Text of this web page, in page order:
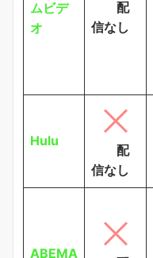
ムビデ
オ
配
信なし
Hulu
配
信なし
ABEMA